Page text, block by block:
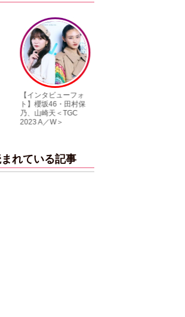
ピンクの衣装がステ
キ！ 「ME:I」MIU＆
KEIKO撮り下ろしイ
ンタビューフォト
まれている記事